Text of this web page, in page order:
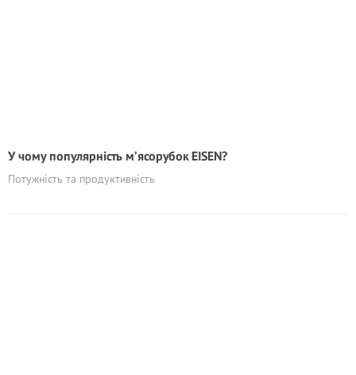
У чому популярність м’ясорубок EISEN?
Потужність та продуктивність